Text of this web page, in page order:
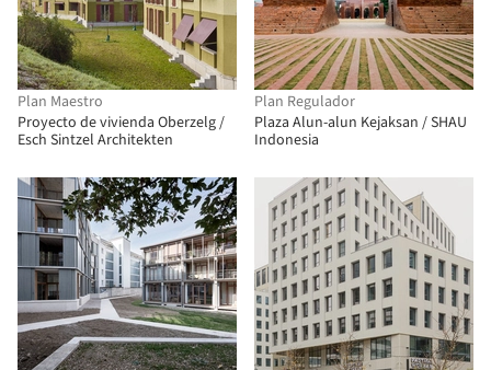
Plan Maestro
Proyecto de vivienda Oberzelg /
Esch Sintzel Architekten
Plan Regulador
Plaza Alun-alun Kejaksan / SHAU
Indonesia